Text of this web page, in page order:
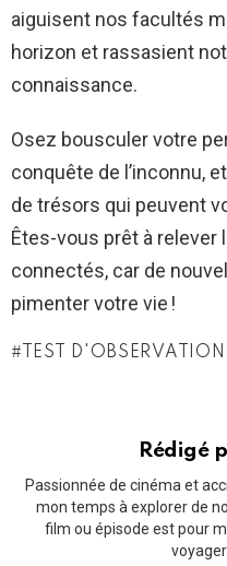
aiguisent nos facultés
horizon et rassasient
connaissance.
Osez bousculer votre
conquête de l’inconnu,
de trésors qui peuvent
Êtes-vous prêt à relever
connectés, car de
pimenter votre vie !
TEST D'OBSERVATION
Rédigé
Passionnée de cinéma et
mon temps à explorer de
film ou épisode est pour